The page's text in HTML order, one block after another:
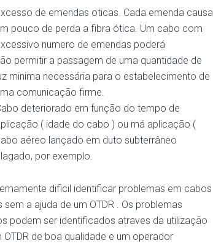
de emendas oticas. Cada emenda causa
pouco de perda a fibra ótica. Um cabo com
numero de emendas poderá
permitir a passagem de uma quantidade de
minima necessária para o estabelecimento de
comunicação firme.
deteriorado em função do tempo de
( idade do cabo ) ou má aplicação (
aéreo lançado em duto subterrâneo
por exemplo.​
dificil identificar problemas em cabos
sem a ajuda de um OTDR . Os problemas
podem ser identificados atraves da utilização
OTDR de boa qualidade e um operador